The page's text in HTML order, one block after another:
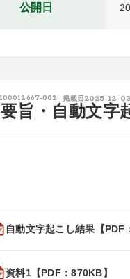
公開日
002 掲載日 2025-12-03
旨・自動文字
自動文字起こし結果【PDF
資料1【PDF：870KB】